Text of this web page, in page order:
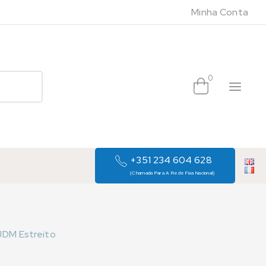
Minha Conta
0
+351 234 604 628
(Chamada Para A Rede Fixa Nacional)
Estreito